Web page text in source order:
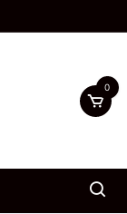
0